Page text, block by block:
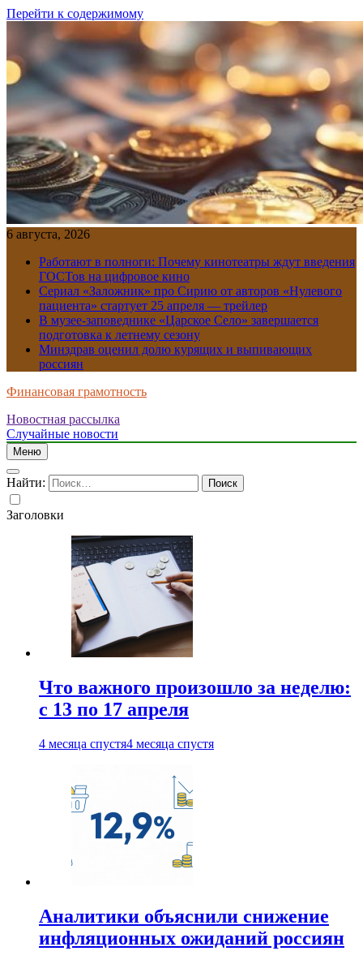
Перейти к содержимому
6 августа, 2026
Работают в полноги: Почему кинотеатры ждут введения
ГОСТов на цифровое кино
Сериал «Заложник» про Сирию от авторов «Нулевого
пациента» стартует 25 апреля — трейлер
В музее-заповеднике «Царское Село» завершается
подготовка к летнему сезону
Минздрав оценил долю курящих и выпивающих
россиян
Финансовая грамотность
Новостная рассылка
Случайные новости
Меню
Найти:
Заголовки
Что важного произошло за неделю:
с 13 по 17 апреля
4 месяца спустя4 месяца спустя
Аналитики объяснили снижение
инфляционных ожиданий россиян